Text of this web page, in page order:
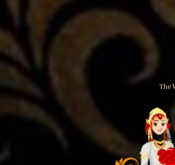
The